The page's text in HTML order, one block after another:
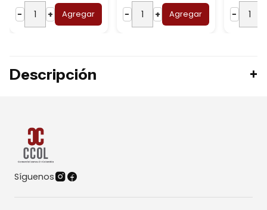
−
+ Agregar
−
+ Agregar
−
Descripción
Síguenos